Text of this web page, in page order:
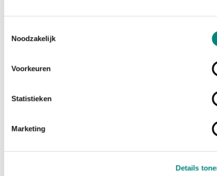
Noodzakelijk
Voorkeuren
Statistieken
Marketing
Details